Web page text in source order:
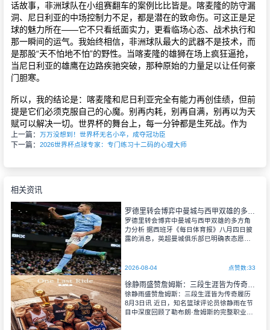
话故事，非洲球队在小组赛翻车的案例比比皆是。喀麦隆的防守漏
洞、尼日利亚的中场控制力不足，都是潜在的致命伤。可这正是足
球的魅力所在——它不只看纸面实力，更看临场心态、战术执行和
那一瞬间的运气。我始终相信，非洲球队最大的武器不是技术，而
是那股“天不怕地不怕”的野性。当喀麦隆的雄狮在场上疯狂逼抢，
当尼日利亚的雄鹰在边路疾驰突破，那种原始的力量足以让任何豪
门胆寒。
所以，我的结论是：喀麦隆和尼日利亚完全有能力再创佳绩，但前
提是它们必须克服自己的心魔。别再内耗，别再自满，别再以为天
赋可以解决一切。世界杯的舞台上，每一分钟都是生死战。作为
上一篇： 万万没想到！世界杯无名小卒，成夺冠功臣
下一篇： 2026世界杯点球专家：专门练习十二码的心理大师
相关资讯
罗德里转会博弈中曼城与西甲双雄的多方角
力分析 据西班牙《每日体育报》八月四日披
露的消息，英超曼城俱乐部已明确表态愿意
队队长极有可能成为巴塞罗那与皇家马德里
2026-08-04 点赞数:33
徐静雨盛赞詹姆斯：三段生涯皆为传奇履历
徐静雨盛赞詹姆斯：三段生涯皆为传奇履历
8月3日讯 近日，知名篮球评论员徐静雨在节
目中深度回顾了勒布朗·詹姆斯的完整职业生